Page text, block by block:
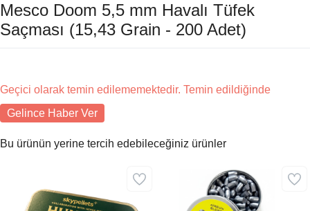
Mesco Doom 5,5 mm Havalı Tüfek
Saçması (15,43 Grain - 200 Adet)
Geçici olarak temin edilememektedir. Temin edildiğinde
Gelince Haber Ver
Bu ürünün yerine tercih edebileceğiniz ürünler